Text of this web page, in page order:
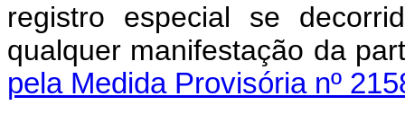
registro especial se
qualquer manifestação
pela Medida Provisória nº